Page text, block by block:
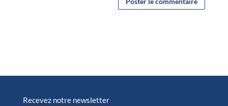
Recevez notre newsletter